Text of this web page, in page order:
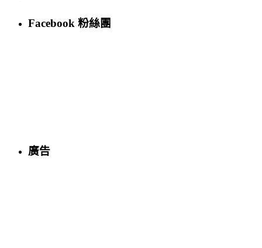
Facebook 粉絲團
廣告